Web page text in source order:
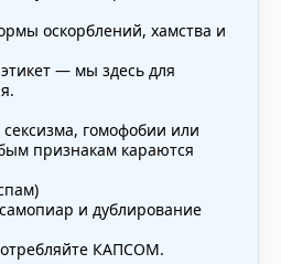
оскорблений, хамства и
— мы здесь для
гомофобии или
признакам караются
и дублирование
КАПСОМ.